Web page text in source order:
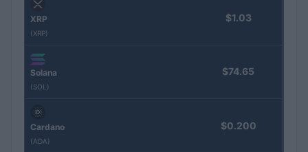
XRP
(XRP)
$1.03
Solana
(SOL)
$74.65
Cardano
(ADA)
$0.200